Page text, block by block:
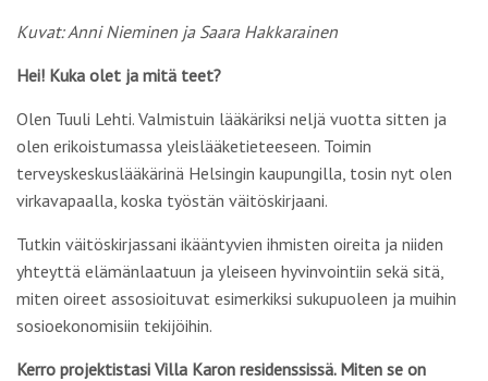
Kuvat: Anni Nieminen ja Saara Hakkarainen
Hei! Kuka olet ja mitä teet?
Olen Tuuli Lehti. Valmistuin lääkäriksi neljä vuotta sitten ja
olen erikoistumassa yleislääketieteeseen. Toimin
terveyskeskuslääkärinä Helsingin kaupungilla, tosin nyt olen
virkavapaalla, koska työstän väitöskirjaani.
Tutkin väitöskirjassani ikääntyvien ihmisten oireita ja niiden
yhteyttä elämänlaatuun ja yleiseen hyvinvointiin sekä sitä,
miten oireet assosioituvat esimerkiksi sukupuoleen ja muihin
sosioekonomisiin tekijöihin.
Kerro projektistasi Villa Karon residenssissä. Miten se on